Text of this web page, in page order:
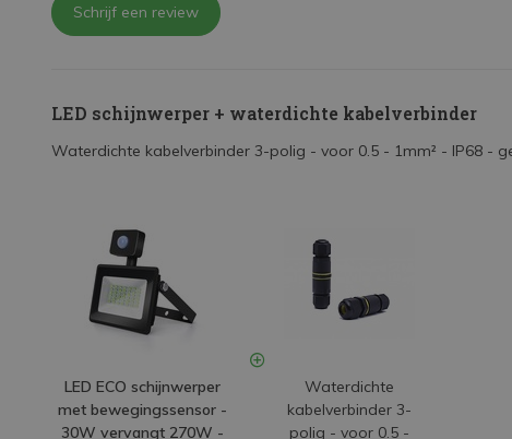
Schrijf een review
LED schijnwerper + waterdichte kabelverbinder
Waterdichte kabelverbinder 3-polig - voor 0.5 - 1mm² - IP68 -
LED ECO schijnwerper
met bewegingssensor -
30W vervangt 270W -
Waterdichte
kabelverbinder 3-
polig - voor 0.5 -